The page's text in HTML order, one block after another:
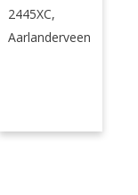
2445XC,
Aarlanderveen